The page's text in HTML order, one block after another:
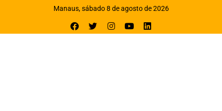
Manaus, sábado 8 de agosto de 2026